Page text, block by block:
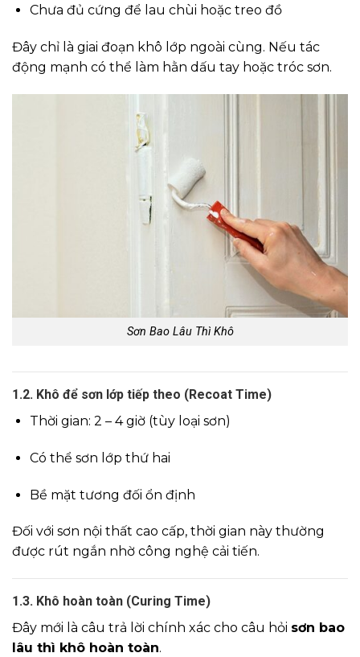
Chưa đủ cứng để lau chùi hoặc treo đồ
Đây chỉ là giai đoạn khô lớp ngoài cùng. Nếu tác
động mạnh có thể làm hằn dấu tay hoặc tróc sơn.
Sơn Bao Lâu Thì Khô
1.2. Khô để sơn lớp tiếp theo (Recoat Time)
Thời gian: 2 – 4 giờ (tùy loại sơn)
Có thể sơn lớp thứ hai
Bề mặt tương đối ổn định
Đối với sơn nội thất cao cấp, thời gian này thường
được rút ngắn nhờ công nghệ cải tiến.
1.3. Khô hoàn toàn (Curing Time)
Đây mới là câu trả lời chính xác cho câu hỏi sơn bao
lâu thì khô hoàn toàn.